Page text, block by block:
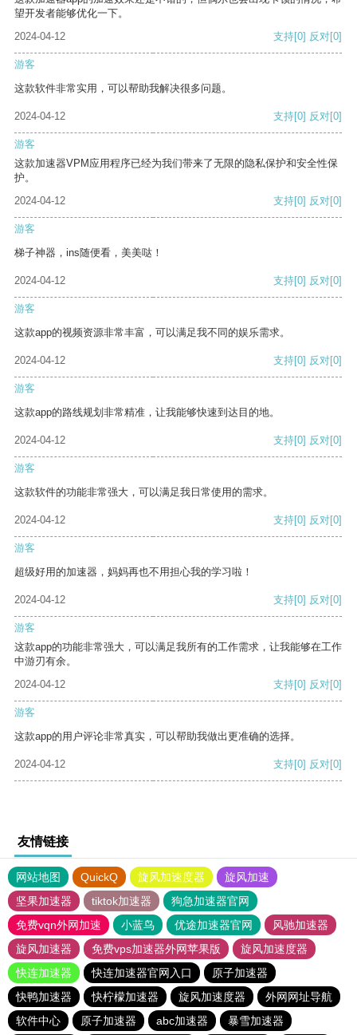
望开发者能够优化一下。
2024-04-12
支持[0] 反对[0]
游客
这款软件非常实用，可以帮助我解决很多问题。
2024-04-12 支持[0] 反对[0]
游客
这款加速器VPM应用程序已经为我们带来了无限的隐私保护和安全性保
护。
2024-04-12
支持[0] 反对[0]
游客
梯子神器，ins随便看，美美哒！
2024-04-12 支持[0] 反对[0]
游客
这款app的视频资源非常丰富，可以满足我不同的娱乐需求。
2024-04-12 支持[0] 反对[0]
游客
这款app的路线规划非常精准，让我能够快速到达目的地。
2024-04-12 支持[0] 反对[0]
游客
这款软件的功能非常强大，可以满足我日常使用的需求。
2024-04-12 支持[0] 反对[0]
游客
超级好用的加速器，妈妈再也不用担心我的学习啦！
2024-04-12 支持[0] 反对[0]
游客
这款app的功能非常强大，可以满足我所有的工作需求，让我能够在工作
中游刃有余。
2024-04-12
支持[0] 反对[0]
游客
这款app的用户评论非常真实，可以帮助我做出更准确的选择。
2024-04-12 支持[0] 反对[0]
友情链接
网站地图 QuickQ 旋风加速度器
旋风加速
坚果加速器
tiktok加速器
狗急加速器官网
免费vqn外网加速
小蓝鸟 优途加速器官网
风驰加速器
旋风加速器
免费vps加速器外网苹果版
旋风加速度器
快连加速器
快连加速器官网入口
原子加速器
快鸭加速器
快柠檬加速器 旋风加速度器
外网网址导航
软件中心
原子加速器 abc加速器 暴雪加速器